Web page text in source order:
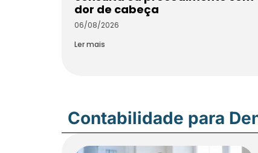
dor de cabeça
06/08/2026
Ler mais
Contabilidade para